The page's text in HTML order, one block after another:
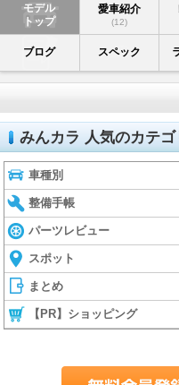
モデル
トップ
愛車紹介
(12)
ブログ スペック
みんカラ 人気のカテゴ
車種別
整備手帳
パーツレビュー
スポット
まとめ
【PR】ショッピング